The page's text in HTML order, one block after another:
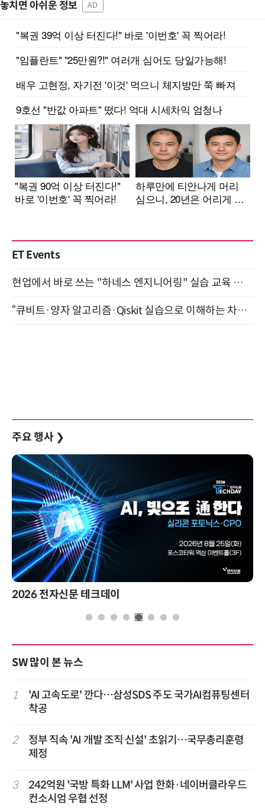
놓치면 아쉬운 정보 AD
ET Events
현업에서 바로 쓰는 "하네스 엔지니어링" 실습 교육 워크숍 8월 20일 개최
“큐비트·양자 알고리즘·Qiskit 실습으로 이해하는 차세대 컴퓨팅” (8/28)
주요 행사 ❯
2026 전자신문 테크데이
SW 많이 본 뉴스
1
'AI 고속도로' 깐다…삼성SDS 주도 국가AI컴퓨팅센터
착공
2
정부 직속 'AI 개발 조직 신설' 초읽기…국무총리훈령
제정
3
242억원 '국방 특화 LLM' 사업 한화·네이버클라우드
컨소시엄 우협 선정